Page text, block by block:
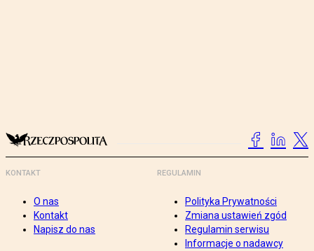
KONTAKT
O nas
Kontakt
Napisz do nas
REGULAMIN
Polityka Prywatności
Zmiana ustawień zgód
Regulamin serwisu
Informacje o nadawcy